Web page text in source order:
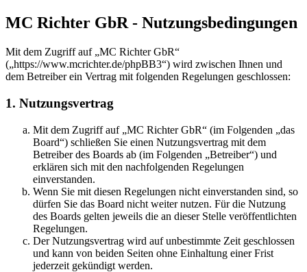
MC Richter GbR - Nutzungsbedingungen
Mit dem Zugriff auf „MC Richter GbR“
(„https://www.mcrichter.de/phpBB3“) wird zwischen Ihnen und
dem Betreiber ein Vertrag mit folgenden Regelungen geschlossen:
1. Nutzungsvertrag
Mit dem Zugriff auf „MC Richter GbR“ (im Folgenden „das
Board“) schließen Sie einen Nutzungsvertrag mit dem
Betreiber des Boards ab (im Folgenden „Betreiber“) und
erklären sich mit den nachfolgenden Regelungen
einverstanden.
Wenn Sie mit diesen Regelungen nicht einverstanden sind, so
dürfen Sie das Board nicht weiter nutzen. Für die Nutzung
des Boards gelten jeweils die an dieser Stelle veröffentlichten
Regelungen.
Der Nutzungsvertrag wird auf unbestimmte Zeit geschlossen
und kann von beiden Seiten ohne Einhaltung einer Frist
jederzeit gekündigt werden.